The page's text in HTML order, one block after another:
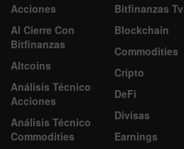
Acciones
Al Cierre Con
Bitfinanzas
Altcoins
Análisis Técnico
Acciones
Análisis Técnico
Commodities
Bitfinanzas Tv
Blockchain
Commodities
Cripto
DeFi
Divisas
Earnings